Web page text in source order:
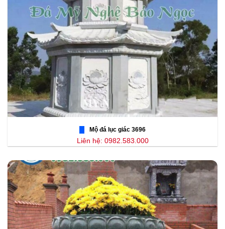
Mộ đá lục giác 3696
Liên hệ: 0982.583.000